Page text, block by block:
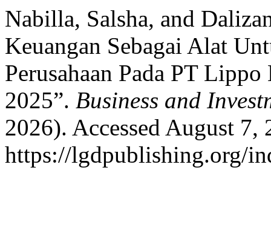
Nabilla, Salsha, and
Keuangan Sebagai Alat
Perusahaan Pada PT
2025”. Business and
2026). Accessed August 7,
https://lgdpublishing.org/